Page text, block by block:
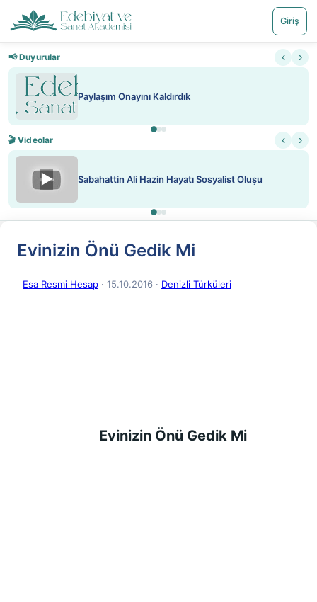
Giriş
📢 Duyurular ‹ ›
Paylaşım Onayını Kaldırdık
🎬 Videolar ‹ ›
▶ Sabahattin Ali Hazin Hayatı Sosyalist Oluşu
Evinizin Önü Gedik Mi
Esa Resmi Hesap · 15.10.2016 · Denizli Türküleri
Evinizin Önü Gedik Mi